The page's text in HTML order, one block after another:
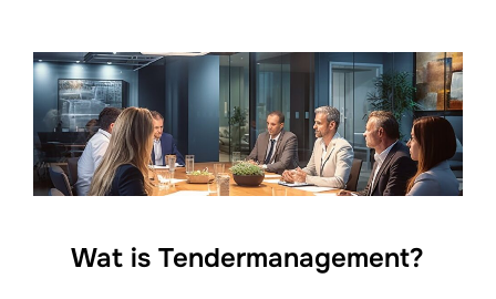
Wat is Tendermanagement?